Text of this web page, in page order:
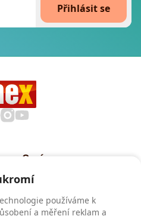
Přihlásit se
O nás
používáme k
a měření reklam a